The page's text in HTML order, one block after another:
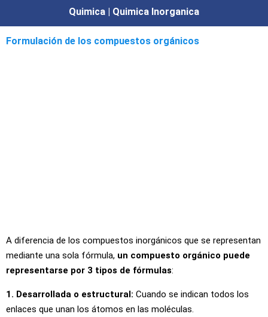
Quimica | Quimica Inorganica
Formulación de los compuestos orgánicos
A diferencia de los compuestos inorgánicos que se representan
mediante una sola fórmula, un compuesto orgánico puede
representarse por 3 tipos de fórmulas:
1. Desarrollada o estructural: Cuando se indican todos los
enlaces que unan los átomos en las moléculas.